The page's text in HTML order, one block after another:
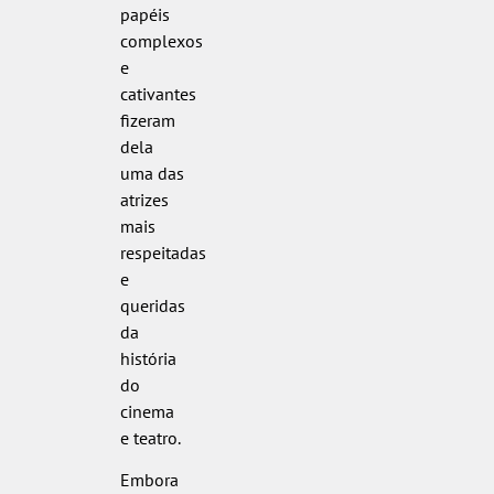
papéis
complexos
e
cativantes
fizeram
dela
uma das
atrizes
mais
respeitadas
e
queridas
da
história
do
cinema
e teatro.
Embora